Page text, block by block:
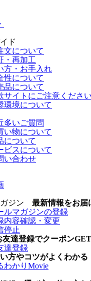
ド
文について
・再加工
方・お手入れ
性について
品について
サイトにご注意くださ
環境について
多いご質問
い物について
について
ビスについて
い合わせ
ガジン 最新情報をお届
ルマガジンの登録
内容確認・変更
停止
友達登録でクーポンGET
達登録
方やコツがよくわかる
わかりMovie